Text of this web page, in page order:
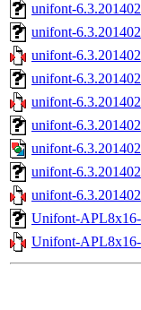
unifont-
unifont-
unifont-
unifont-
unifont-
unifont-
unifont-
unifont-
unifont-
Unifont-
Unifont-